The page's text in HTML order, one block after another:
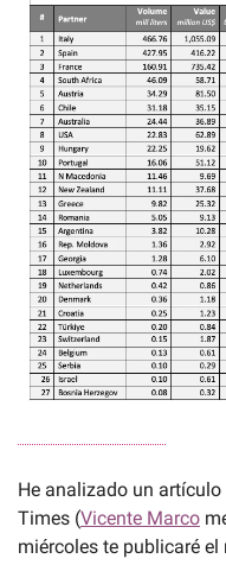
He analizado un
Times (Vicente Marco
miércoles te publicaré el